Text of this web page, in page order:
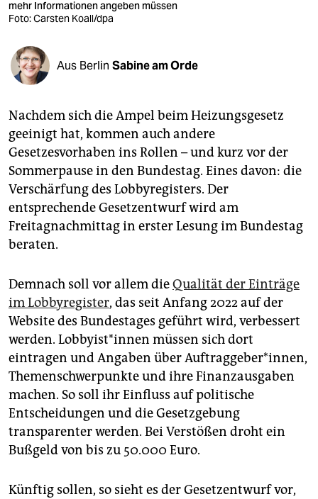
veranstaltungen
shop
fragen & hilfe
abo
genossenschaft
epaper login
mehr Informationen angeben müssen
Foto: Carsten Koall/dpa
Aus Berlin Sabine am Orde
Nachdem sich die Ampel beim Heizungsgesetz
geeinigt hat, kommen auch andere
Gesetzesvorhaben ins Rollen – und kurz vor der
Sommerpause in den Bundestag. Eines davon: die
Verschärfung des Lobbyregisters. Der
entsprechende Gesetzentwurf wird am
Freitagnachmittag in erster Lesung im Bundestag
beraten.
Demnach soll vor allem dieQualität der Einträge
im Lobbyregister, das seit Anfang 2022 auf der
Website des Bundestages geführt wird, verbessert
werden. Lob­by­is­t*in­nen müssen sich dort
eintragen und Angaben über Auftraggeber*innen,
Themenschwerpunkte und ihre Finanzausgaben
machen. So soll ihr Einfluss auf politische
Entscheidungen und die Gesetzgebung
transparenter werden. Bei Verstößen droht ein
Bußgeld von bis zu 50.000 Euro.
Künftig sollen, so sieht es der Gesetzentwurf vor,